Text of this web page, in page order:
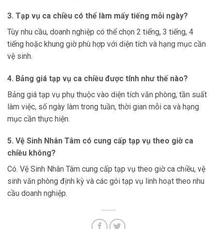
3. Tạp vụ ca chiều có thể làm mấy tiếng mỗi ngày?
Tùy nhu cầu, doanh nghiệp có thể chọn 2 tiếng, 3 tiếng, 4
tiếng hoặc khung giờ phù hợp với diện tích và hạng mục cần
vệ sinh.
4. Bảng giá tạp vụ ca chiều được tính như thế nào?
Bảng giá tạp vụ phụ thuộc vào diện tích văn phòng, tần suất
làm việc, số ngày làm trong tuần, thời gian mỗi ca và hạng
mục cần thực hiện.
5. Vệ Sinh Nhân Tâm có cung cấp tạp vụ theo giờ ca
chiều không?
Có. Vệ Sinh Nhân Tâm cung cấp tạp vụ theo giờ ca chiều, vệ
sinh văn phòng định kỳ và các gói tạp vụ linh hoạt theo nhu
cầu doanh nghiệp.